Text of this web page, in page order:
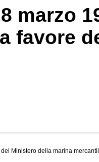
marzo
favore
Ministero della marina